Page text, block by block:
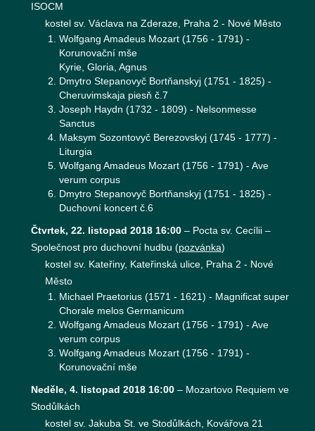
ISOCM
kostel sv. Václava na Zderaze, Praha 2 - Nové Město
Wolfgang Amadeus Mozart (1756 - 1791) -
Korunovační mše
Kyrie, Gloria, Agnus
Dmytro Stepanovyč Bortňanskyj (1751 - 1825) -
Cheruvimskaja piesň č.7
Joseph Haydn (1732 - 1809) - Nelsonmesse
Sanctus
Maksym Sozontovyč Berezovskyj (1745 - 1777) -
Liturgia
Wolfgang Amadeus Mozart (1756 - 1791) - Ave
verum corpus
Dmytro Stepanovyč Bortňanskyj (1751 - 1825) -
Duchovní koncert č.6
Čtvrtek, 22. listopad 2018 16:00 – Pocta sv. Cecílii –
Společnost pro duchovní hudbu (pozvánka)
kostel sv. Kateřiny, Kateřinská ulice, Praha 2 - Nové
Město
Michael Praetorius (1571 - 1621) - Magnificat super
Chorale melos Germanicum
Wolfgang Amadeus Mozart (1756 - 1791) - Ave
verum corpus
Wolfgang Amadeus Mozart (1756 - 1791) -
Korunovační mše
Neděle, 4. listopad 2018 16:00 – Mozartovo Requiem ve
Stodůlkách
kostel sv. Jakuba St. ve Stodůlkách, Kovářova 21